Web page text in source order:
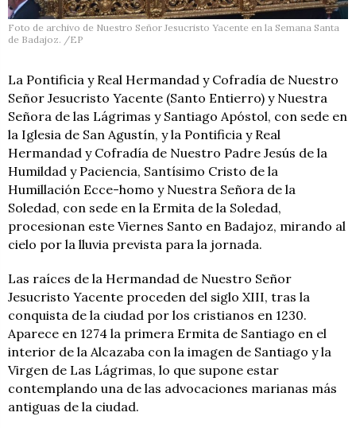
Foto de archivo de Nuestro Señor Jesucristo Yacente en la Semana Santa
de Badajoz. /EP
La Pontificia y Real Hermandad y Cofradía de Nuestro
Señor Jesucristo Yacente (Santo Entierro) y Nuestra
Señora de las Lágrimas y Santiago Apóstol, con sede en
la Iglesia de San Agustín, y la Pontificia y Real
Hermandad y Cofradía de Nuestro Padre Jesús de la
Humildad y Paciencia, Santísimo Cristo de la
Humillación Ecce-homo y Nuestra Señora de la
Soledad, con sede en la Ermita de la Soledad,
procesionan este Viernes Santo en Badajoz, mirando al
cielo por la lluvia prevista para la jornada.
Las raíces de la Hermandad de Nuestro Señor
Jesucristo Yacente proceden del siglo XIII, tras la
conquista de la ciudad por los cristianos en 1230.
Aparece en 1274 la primera Ermita de Santiago en el
interior de la Alcazaba con la imagen de Santiago y la
Virgen de Las Lágrimas, lo que supone estar
contemplando una de las advocaciones marianas más
antiguas de la ciudad.